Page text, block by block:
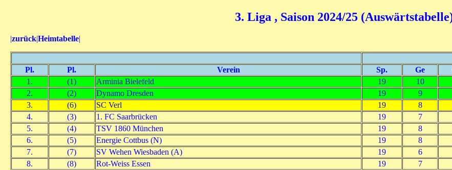
3. Liga , Saison 2024/25
|zurück|Heimtabelle|
Pl.
Pl. Verein Sp. Ge
1.
(1) Arminia Bielefeld 19 10
2.
(2) Dynamo Dresden 19 9
3.
(6) SC Verl 19 8
4.
(3) 1. FC Saarbrücken 19 7
5.
(4) TSV 1860 München 19 8
6.
(5) Energie Cottbus (N) 19 8
7.
(7) SV Wehen Wiesbaden (A) 19 6
8.
(8) Rot-Weiss Essen 19 7